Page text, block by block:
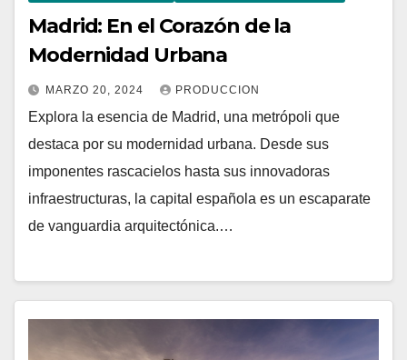
Madrid: En el Corazón de la
Modernidad Urbana
MARZO 20, 2024 PRODUCCION
Explora la esencia de Madrid, una metrópoli que
destaca por su modernidad urbana. Desde sus
imponentes rascacielos hasta sus innovadoras
infraestructuras, la capital española es un escaparate
de vanguardia arquitectónica.…